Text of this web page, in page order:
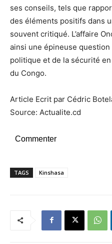
ses conseils, tels que
des éléments positifs dans
souvent critiqué. L’affaire
ainsi une épineuse
politique et de la sécurité
du Congo.
Article Ecrit par Cédric
Source: Actualite.cd
Commenter
TAGS Kinshasa